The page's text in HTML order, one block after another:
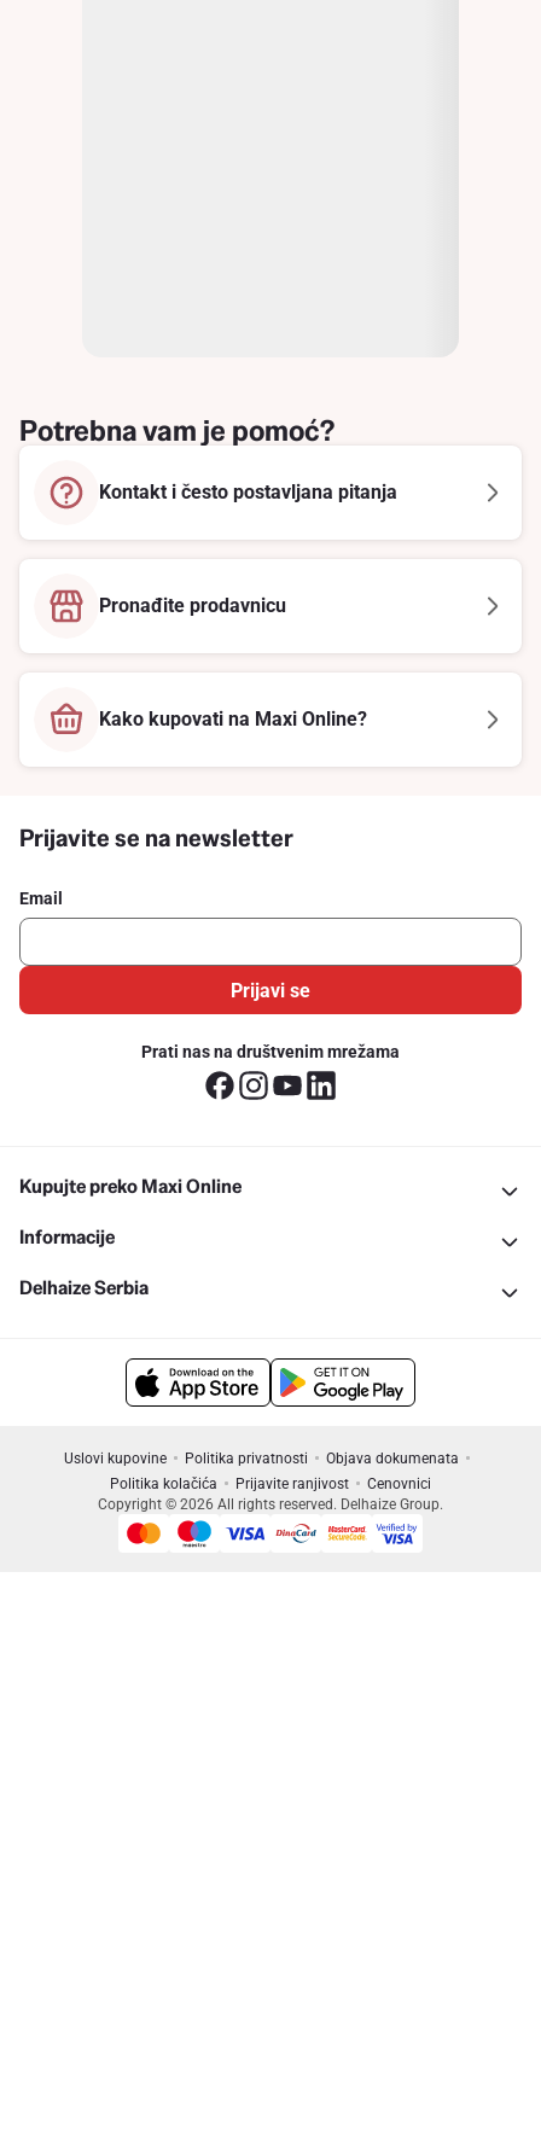
Potrebna vam je pomoć?
Kontakt i često postavljana pitanja
Pronađite prodavnicu
Kako kupovati na Maxi Online?
Prijavite se na newsletter
Email
Prijavi se
Prati nas na društvenim mrežama
Kupujte preko Maxi Online
Informacije
Delhaize Serbia
Uslovi kupovine Politika privatnosti
Objava dokumenata
Politika kolačića
Prijavite ranjivost
Cenovnici
Copyright © 2026 All rights reserved. Delhaize Group.